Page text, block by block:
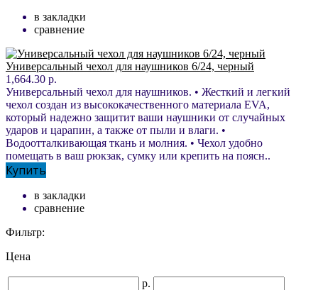
в закладки
сравнение
Универсальный чехол для наушников 6/24, черный
1,664.30 р.
Универсальный чехол для наушников. • Жесткий и легкий
чехол создан из высококачественного материала EVA,
который надежно защитит ваши наушники от случайных
ударов и царапин, а также от пыли и влаги. •
Водоотталкивающая ткань и молния. • Чехол удобно
помещать в ваш рюкзак, сумку или крепить на поясн..
Купить
в закладки
сравнение
Фильтр:
Цена
р.